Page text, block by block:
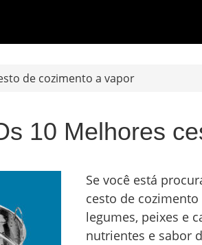
de cozimento a vapor
10 Melhores
Se você está
cesto de
legumes, peixes e
nutrientes e sabor